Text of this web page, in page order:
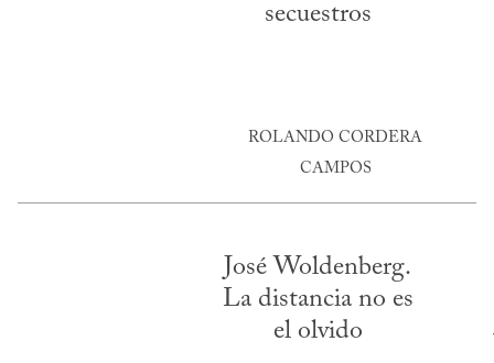
secuestros
ROLANDO CORDERA
CAMPOS
José Woldenberg.
La distancia no es
el olvido